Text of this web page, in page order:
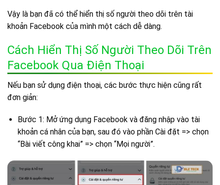
Vậy là bạn đã có thể hiển thị số người theo dõi trên tài
khoản Facebook của mình một cách dễ dàng.
Cách Hiển Thị Số Người Theo Dõi Trên
Facebook Qua Điện Thoại
Nếu bạn sử dụng điện thoại, các bước thực hiện cũng rất
đơn giản:
Bước 1: Mở ứng dụng Facebook và đăng nhập vào tài
khoản cá nhân của bạn, sau đó vào phần Cài đặt => chọn
“Bài viết công khai” => chọn “Mọi người”.